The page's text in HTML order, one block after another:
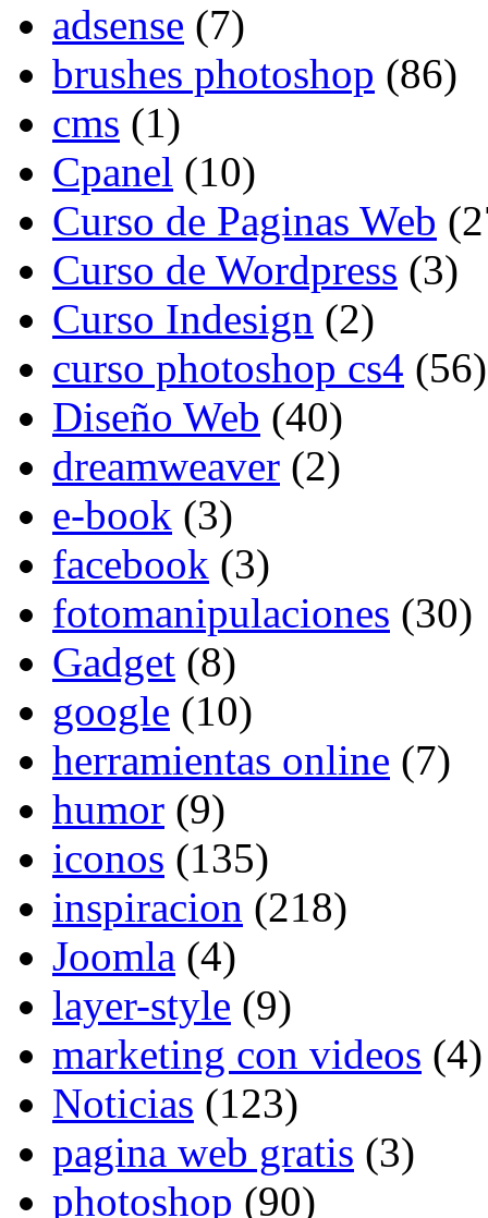
adsense (7)
brushes photoshop (86)
cms (1)
Cpanel (10)
Curso de Paginas Web
Curso de Wordpress (3)
Curso Indesign (2)
curso photoshop cs4 (56)
Diseño Web (40)
dreamweaver (2)
e-book (3)
facebook (3)
fotomanipulaciones (30)
Gadget (8)
google (10)
herramientas online (7)
humor (9)
iconos (135)
inspiracion (218)
Joomla (4)
layer-style (9)
marketing con videos (4)
Noticias (123)
pagina web gratis (3)
photoshop (90)